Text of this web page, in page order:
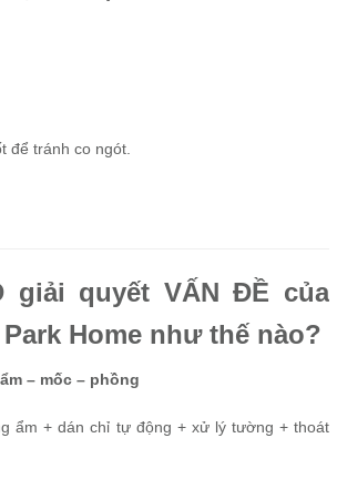
để tránh co ngót.
giải quyết VẤN ĐỀ của
Home như thế nào?
– mốc – phồng
ẩm + dán chỉ tự động + xử lý tường + thoát